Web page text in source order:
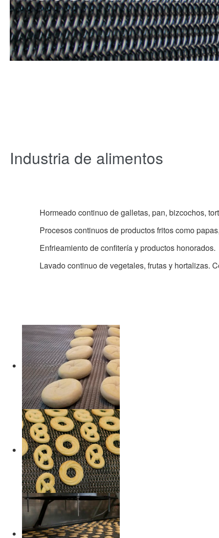
Industria de alimentos
Hormeado continuo de galletas, pan, bizcochos,
Procesos continuos de productos fritos como
Enfrieamiento de confitería y productos honorados.
Lavado continuo de vegetales, frutas y hortalizas.